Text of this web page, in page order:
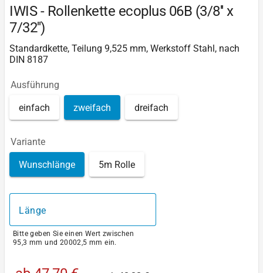
IWIS - Rollenkette ecoplus 06B (3/8'' x
7/32'')
Standardkette, Teilung 9,525 mm, Werkstoff Stahl, nach
DIN 8187
Ausführung
einfach zweifach dreifach
Variante
Wunschlänge 5m Rolle
Länge
Bitte geben Sie einen Wert zwischen
95,3 mm und 20002,5 mm ein.